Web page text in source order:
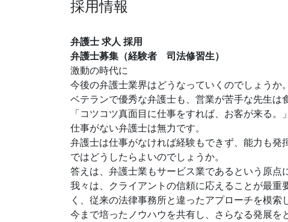
採用情報
弁護士 求人 採用
弁護士募集（経験者 司法修習生）
激動の時代に
今後の弁護士業界はどうなっていくのでしょうか
ベテランで優秀な弁護士も、営業が苦手な先生は
「コツコツ真面目に仕事をすれば、お客が来る
仕事がない弁護士は無力です。
弁護士は仕事がなければ経験もできず、能力も発
ではどうしたらよいのでしょうか。
答えは、弁護士業もサービス業であるという原点
我々は、クライアントの信頼に応えることが最
く、従来の法律事務所と違ったアプローチを模索
今まで培ったノウハウを共有し、さらなる発展を